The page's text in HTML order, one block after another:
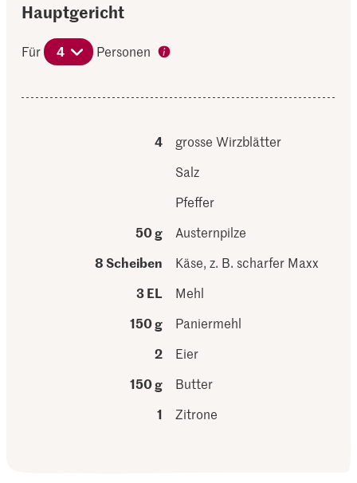
Hauptgericht
Für 4 Personen
4
grosse Wirzblätter
Salz
Pfeffer
50 g
Austernpilze
8 Scheiben
Käse, z. B. scharfer Maxx
3 EL
Mehl
150 g
Paniermehl
2
Eier
150 g
Butter
1
Zitrone